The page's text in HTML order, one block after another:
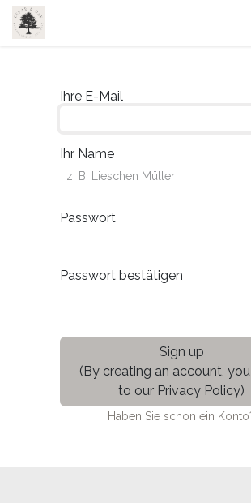
Zum Inhalt springen
Ihre E-Mail
Ihr Name
Passwort
Passwort bestätigen
Sign up
(By creating an account,
to our Privacy Policy)
Haben Sie schon ein